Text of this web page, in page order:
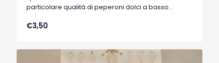
particolare qualità di peperoni dolci a basso
Basilicata, che hanno ottenuto nel 1996 il marchio
€3,50